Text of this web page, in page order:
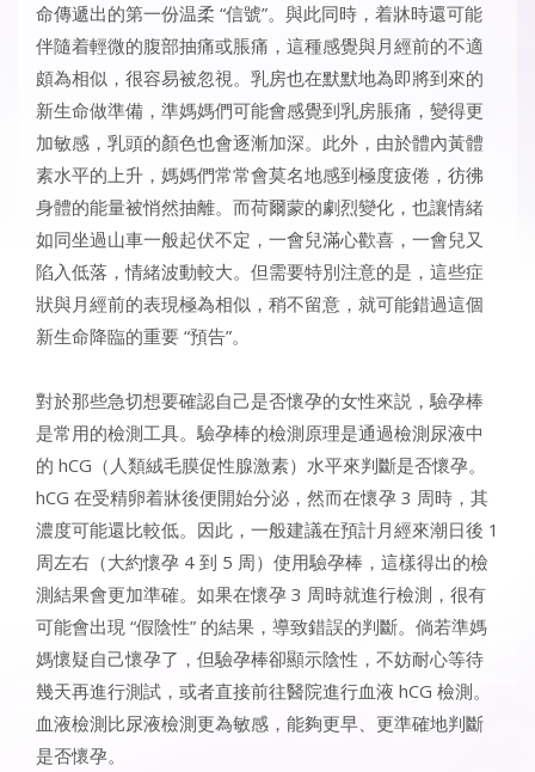
命傳遞出的第一份温柔 “信號”。與此同時，着牀時還可能
伴隨着輕微的腹部抽痛或脹痛，這種感覺與月經前的不適
頗為相似，很容易被忽視。乳房也在默默地為即將到來的
新生命做準備，準媽媽們可能會感覺到乳房脹痛，變得更
加敏感，乳頭的顏色也會逐漸加深。此外，由於體內黃體
素水平的上升，媽媽們常常會莫名地感到極度疲倦，彷彿
身體的能量被悄然抽離。而荷爾蒙的劇烈變化，也讓情緒
如同坐過山車一般起伏不定，一會兒滿心歡喜，一會兒又
陷入低落，情緒波動較大。但需要特別注意的是，這些症
狀與月經前的表現極為相似，稍不留意，就可能錯過這個
新生命降臨的重要 “預告”。
對於那些急切想要確認自己是否懷孕的女性來説，驗孕棒
是常用的檢測工具。驗孕棒的檢測原理是通過檢測尿液中
的 hCG（人類絨毛膜促性腺激素）水平來判斷是否懷孕。
hCG 在受精卵着牀後便開始分泌，然而在懷孕 3 周時，其
濃度可能還比較低。因此，一般建議在預計月經來潮日後 1
周左右（大約懷孕 4 到 5 周）使用驗孕棒，這樣得出的檢
測結果會更加準確。如果在懷孕 3 周時就進行檢測，很有
可能會出現 “假陰性” 的結果，導致錯誤的判斷。倘若準媽
媽懷疑自己懷孕了，但驗孕棒卻顯示陰性，不妨耐心等待
幾天再進行測試，或者直接前往醫院進行血液 hCG 檢測。
血液檢測比尿液檢測更為敏感，能夠更早、更準確地判斷
是否懷孕。